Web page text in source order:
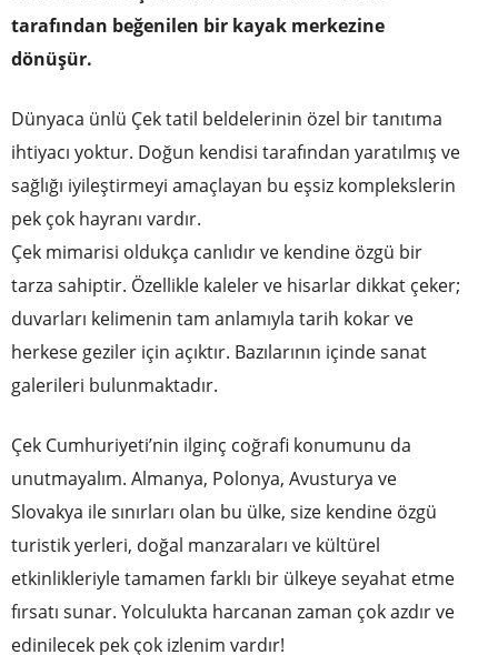
tarafından beğenilen bir kayak merkezine
dönüşür.
Dünyaca ünlü Çek tatil beldelerinin özel bir tanıtıma
ihtiyacı yoktur. Doğun kendisi tarafından yaratılmış ve
sağlığı iyileştirmeyi amaçlayan bu eşsiz komplekslerin
pek çok hayranı vardır.
Çek mimarisi oldukça canlıdır ve kendine özgü bir
tarza sahiptir. Özellikle kaleler ve hisarlar dikkat çeker;
duvarları kelimenin tam anlamıyla tarih kokar ve
herkese geziler için açıktır. Bazılarının içinde sanat
galerileri bulunmaktadır.
Çek Cumhuriyeti’nin ilginç coğrafi konumunu da
unutmayalım. Almanya, Polonya, Avusturya ve
Slovakya ile sınırları olan bu ülke, size kendine özgü
turistik yerleri, doğal manzaraları ve kültürel
etkinlikleriyle tamamen farklı bir ülkeye seyahat etme
fırsatı sunar. Yolculukta harcanan zaman çok azdır ve
edinilecek pek çok izlenim vardır!